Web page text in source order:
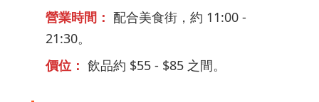
營業時間： 配合美食街，約 11:00 -
21:30。
價位： 飲品約 $55 - $85 之間。